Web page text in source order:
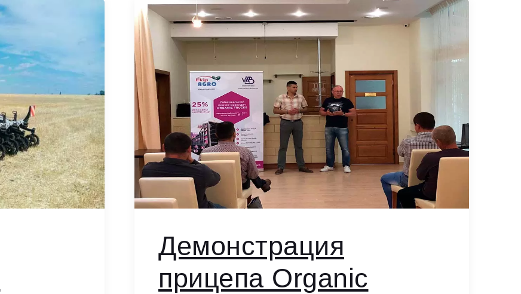
Демонстрация
прицепа Organic